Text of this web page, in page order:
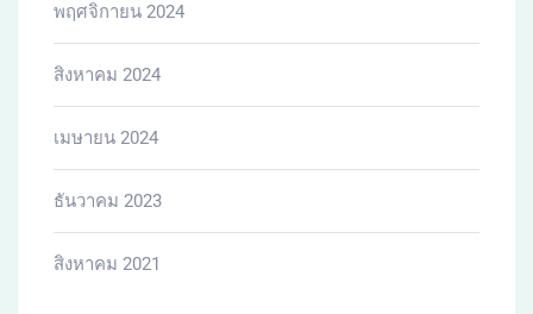
พฤศจิกายน 2024
สิงหาคม 2024
เมษายน 2024
ธันวาคม 2023
สิงหาคม 2021